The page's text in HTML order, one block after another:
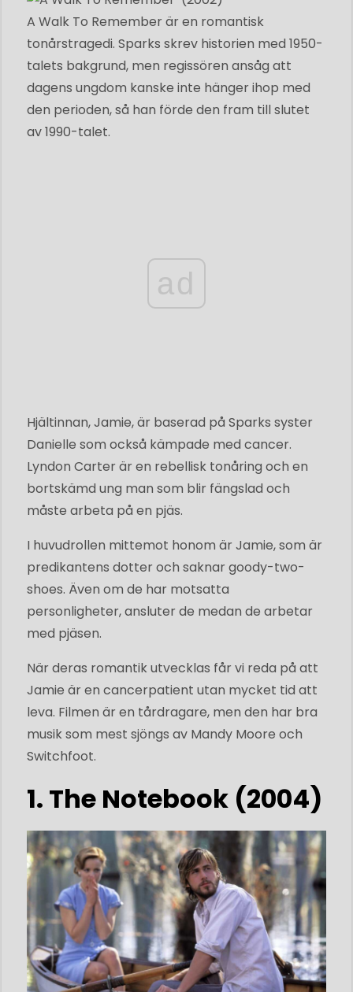
A Walk To Remember är en romantisk
tonårstragedi. Sparks skrev historien med 1950-
talets bakgrund, men regissören ansåg att
dagens ungdom kanske inte hänger ihop med
den perioden, så han förde den fram till slutet
av 1990-talet.
ad
Hjältinnan, Jamie, är baserad på Sparks syster
Danielle som också kämpade med cancer.
Lyndon Carter är en rebellisk tonåring och en
bortskämd ung man som blir fängslad och
måste arbeta på en pjäs.
I huvudrollen mittemot honom är Jamie, som är
predikantens dotter och saknar goody-two-
shoes. Även om de har motsatta
personligheter, ansluter de medan de arbetar
med pjäsen.
När deras romantik utvecklas får vi reda på att
Jamie är en cancerpatient utan mycket tid att
leva. Filmen är en tårdragare, men den har bra
musik som mest sjöngs av Mandy Moore och
Switchfoot.
1. The Notebook (2004)